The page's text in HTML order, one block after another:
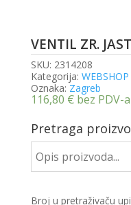
VENTIL ZR.
SKU: 2314208
Kategorija: WEBSHOP
Oznaka: Zagreb
116,80 € bez PDV-a
Pretraga
Broj u pretraživaču